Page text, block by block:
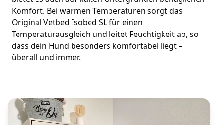
Komfort. Bei warmen Temperaturen sorgt das
Original Vetbed Isobed SL für einen
Temperaturausgleich und leitet Feuchtigkeit ab, so
dass dein Hund besonders komfortabel liegt –
überall und immer.